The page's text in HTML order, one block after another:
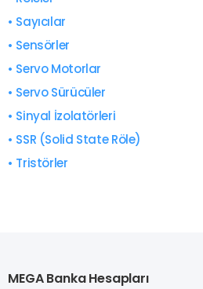
• Sayıcılar
• Sensörler
• Servo Motorlar
• Servo Sürücüler
• Sinyal İzolatörleri
• SSR (Solid State Röle)
• Tristörler
MEGA Banka Hesapları